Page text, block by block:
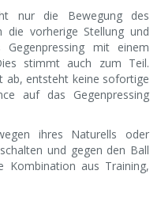
nur die Bewegung des
die vorherige Stellung und
mit einem
stimmt auch zum Teil.
ab, entsteht keine sofortige
auf das Gegenpressing
ihres Naturells oder
und gegen den Ball
aus Training,